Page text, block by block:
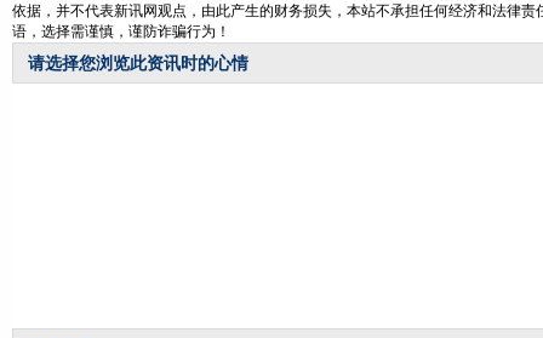
依据，并不代表新讯网观点，由此产生的财务损失，本站不承担任何经济和法律
语，选择需谨慎，谨防诈骗行为！
请选择您浏览此资讯时的心情